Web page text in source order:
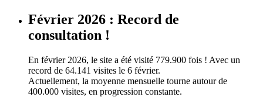
Février 2026 : Record de
consultation !
En février 2026, le site a été visité 779.900 fois ! Avec un
record de 64.141 visites le 6 février.
Actuellement, la moyenne mensuelle tourne autour de
400.000 visites, en progression constante.